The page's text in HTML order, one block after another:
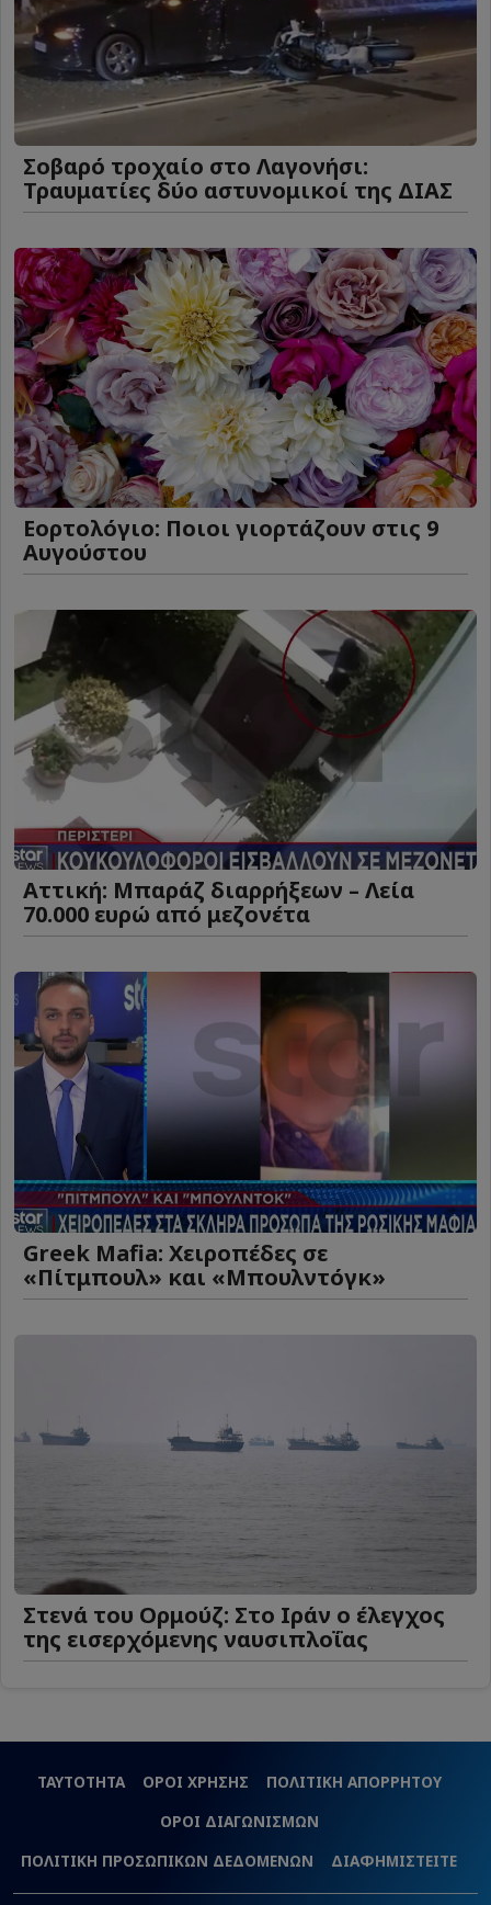
Σοβαρό τροχαίο στο Λαγονήσι:
Τραυματίες δύο αστυνομικοί της ΔΙΑΣ
Εορτολόγιο: Ποιοι γιορτάζουν στις 9
Αυγούστου
Αττική: Μπαράζ διαρρήξεων – Λεία
70.000 ευρώ από μεζονέτα
Greek Mafia: Χειροπέδες σε
«Πίτμπουλ» και «Μπουλντόγκ»
Στενά του Ορμούζ: Στο Ιράν ο έλεγχος
της εισερχόμενης ναυσιπλοΐας
ΤΑΥΤΟΤΗΤΑ ΟΡΟΙ ΧΡΗΣΗΣ
ΠΟΛΙΤΙΚΗ ΑΠΟΡΡΗΤΟΥ
ΟΡΟΙ ΔΙΑΓΩΝΙΣΜΩΝ
ΠΟΛΙΤΙΚΗ ΠΡΟΣΩΠΙΚΩΝ ΔΕΔΟΜΕΝΩΝ
ΔΙΑΦΗΜΙΣΤΕΙΤΕ